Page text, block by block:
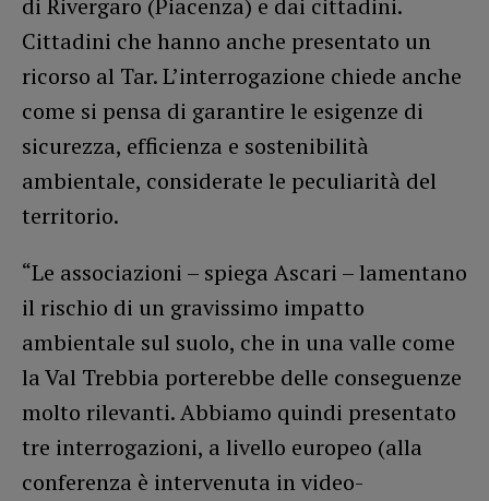
di Rivergaro (Piacenza) e dai cittadini.
Cittadini che hanno anche presentato un
ricorso al Tar. L’interrogazione chiede anche
come si pensa di garantire le esigenze di
sicurezza, efficienza e sostenibilità
ambientale, considerate le peculiarità del
territorio.
“Le associazioni – spiega Ascari – lamentano
il rischio di un gravissimo impatto
ambientale sul suolo, che in una valle come
la Val Trebbia porterebbe delle conseguenze
molto rilevanti. Abbiamo quindi presentato
tre interrogazioni, a livello europeo (alla
conferenza è intervenuta in video-